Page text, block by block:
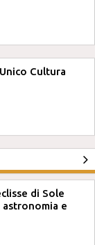
Cultura
di Sole
e